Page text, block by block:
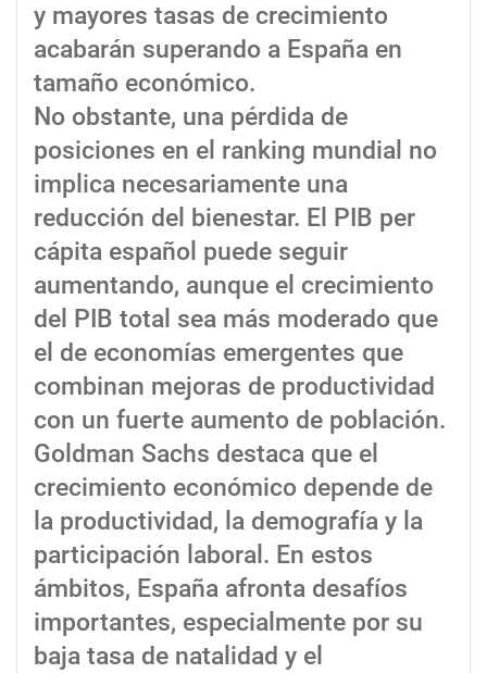
y mayores tasas de crecimiento
acabarán superando a España en
tamaño económico.
No obstante, una pérdida de
posiciones en el ranking mundial no
implica necesariamente una
reducción del bienestar. El PIB per
cápita español puede seguir
aumentando, aunque el crecimiento
del PIB total sea más moderado que
el de economías emergentes que
combinan mejoras de productividad
con un fuerte aumento de población.
Goldman Sachs destaca que el
crecimiento económico depende de
la productividad, la demografía y la
participación laboral. En estos
ámbitos, España afronta desafíos
importantes, especialmente por su
baja tasa de natalidad y el